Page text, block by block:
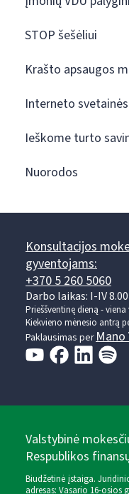
STOP šešėliui
Krašto apsaugos
Interneto
Ieškome turto
Nuorodos
Konsultacijos
gyventojams:
+370 5 260 5060
Darbo laikas: I-IV
Prieššventinę dieną -
Kiekvieno mėnesio antrą
Paklausimas perMano
Valstybinė
Respublikos
Biudžetinė įstaiga.
adresas: Vasario 16-osios